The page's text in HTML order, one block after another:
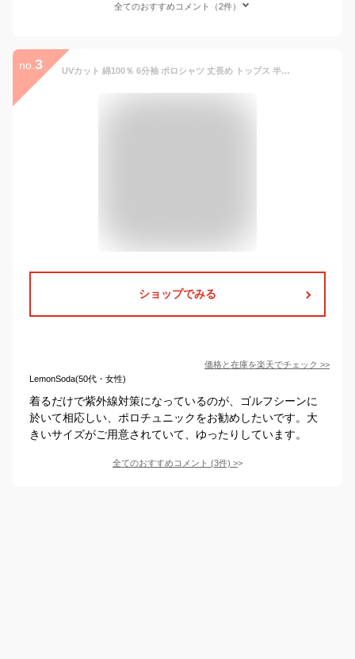
全てのおすすめコメント（2件）
no. 3 UVカット 綿100％ 6分袖 ポロシャツ 丈長め トップス 半袖 チュニック UVカット汗じみ対策プチ衿チュニック 紫外線対策 ロング丈 半袖ポロ ゆったり M L LL 3L 50代 60代 70代 細見え 体型カバー 日焼け対策 大きいサイズ レディース 七分袖 カットソー 衿付き 襟付き ...
ショップでみる
価格と在庫を楽天でチェック >>
LemonSoda(50代・女性)
着るだけで紫外線対策になっているのが、ゴルフシーンに
於いて相応しい、ポロチュニックをお勧めしたいです。大
きいサイズがご用意されていて、ゆったりしています。
全てのおすすめコメント (3件) >